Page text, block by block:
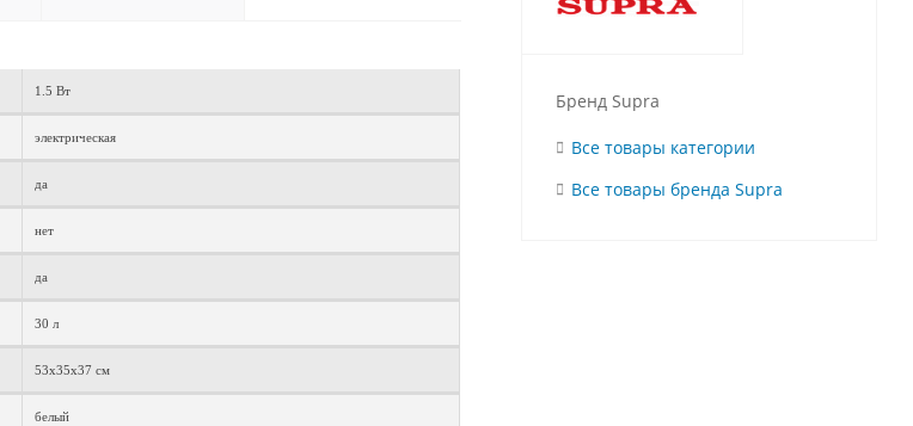
1.5 Вт
электрическая
да
нет
да
30 л
53х35х37 см
белый
Бренд Supra
Все товары категории
Все товары бренда Supra